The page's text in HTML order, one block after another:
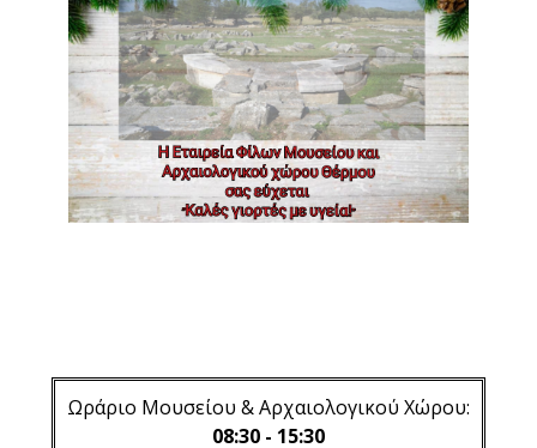
Ωράριο Μουσείου & Αρχαιολογικού Χώρου:
08:30 - 15:30